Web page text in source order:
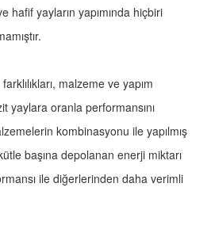
hafif yayların yapımında hiçbiri
malzeme ve yapım
yaylara oranla performansını
kombinasyonu ile yapılmış
başına depolanan enerji miktarı
ile diğerlerinden daha verimli